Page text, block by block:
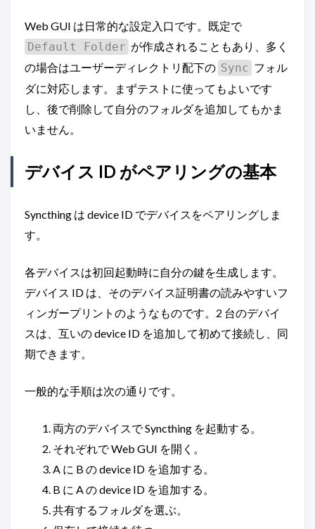
Web GUI は日常的な設定入口です。既定で
Default Folder が作成されることもあり、多く
の場合はユーザーディレクトリ配下の Sync フォル
ダに対応します。まずテストに使ってもよいです
し、後で削除して自分のフォルダを追加してもかま
いません。
デバイス ID がペアリングの基本
Syncthing は device ID でデバイスをペアリングしま
す。
各デバイスは初回起動時に自分の鍵を生成します。
デバイス ID は、そのデバイス証明書の読みやすいフ
ィンガープリントのようなものです。2 台のデバイ
スは、互いの device ID を追加して初めて接続し、同
期できます。
一般的な手順は次の通りです。
両方のデバイスで Syncthing を起動する。
それぞれで Web GUI を開く。
A に B の device ID を追加する。
B に A の device ID を追加する。
共有するフォルダを選ぶ。